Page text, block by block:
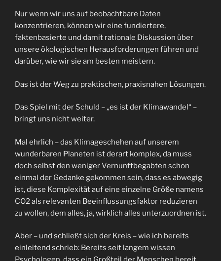
Nur wenn wir uns auf beobachtbare Daten
konzentrieren, können wir eine fundiertere,
faktenbasierte und damit rationale Diskussion über
unsere ökologischen Herausforderungen führen und
darüber, wie wir sie am besten meistern.
Das ist der Weg zu praktischen, praxisnahen Lösungen.
Das Spiel mit der Schuld – „es ist der Klimawandel“ –
bringt uns nicht weiter.
Mal ehrlich – das Klimageschehen auf unserem
wunderbaren Planeten ist derart komplex, da muss
doch selbst den weniger Vernunftbegabten schon
einmal der Gedanke gekommen sein, dass es abwegig
ist, diese Komplexität auf eine einzelne Größe namens
CO2 als relevanten Beeinflussungsfaktor reduzieren
zu wollen, dem alles, ja, wirklich alles unterzuordnen ist.
Aber – und schließt sich der Kreis – wie ich bereits
einleitend schrieb: Bereits seit langem wissen